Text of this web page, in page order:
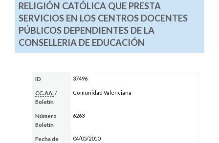
RELIGIÓN CATÓLICA QUE PRESTA
SERVICIOS EN LOS CENTROS DOCENTES
PÚBLICOS DEPENDIENTES DE LA
CONSELLERIA DE EDUCACIÓN
ID 37496
CC.AA. /
Boletín
Comunidad Valenciana
Número
Boletín
6263
Fecha de
04/05/2010